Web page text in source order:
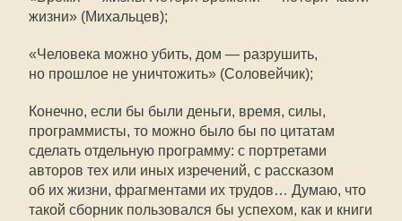
жизни» (Михальцев);
«Человека можно убить, дом — разрушить,
но прошлое не уничтожить» (Соловейчик);
Конечно, если бы были деньги, время, силы,
программисты, то можно было бы по цитатам
сделать отдельную программу: с портретами
авторов тех или иных изречений, с рассказом
об их жизни, фрагментами их трудов… Думаю, что
такой сборник пользовался бы успехом, как и книги